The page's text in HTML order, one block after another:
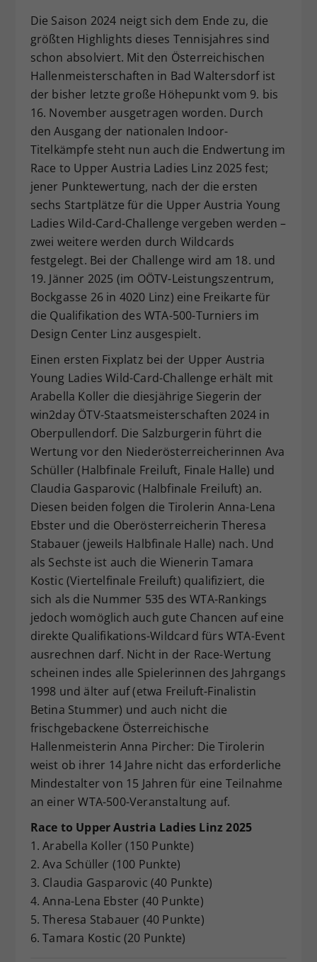
Die Saison 2024 neigt sich dem Ende zu, die
größten Highlights dieses Tennisjahres sind
schon absolviert. Mit den Österreichischen
Hallenmeisterschaften in Bad Waltersdorf ist
der bisher letzte große Höhepunkt vom 9. bis
16. November ausgetragen worden. Durch
den Ausgang der nationalen Indoor-
Titelkämpfe steht nun auch die Endwertung im
Race to Upper Austria Ladies Linz 2025 fest;
jener Punktewertung, nach der die ersten
sechs Startplätze für die Upper Austria Young
Ladies Wild-Card-Challenge vergeben werden –
zwei weitere werden durch Wildcards
festgelegt. Bei der Challenge wird am 18. und
19. Jänner 2025 (im OÖTV-Leistungszentrum,
Bockgasse 26 in 4020 Linz) eine Freikarte für
die Qualifikation des WTA-500-Turniers im
Design Center Linz ausgespielt.
Einen ersten Fixplatz bei der Upper Austria
Young Ladies Wild-Card-Challenge erhält mit
Arabella Koller die diesjährige Siegerin der
win2day ÖTV-Staatsmeisterschaften 2024 in
Oberpullendorf. Die Salzburgerin führt die
Wertung vor den Niederösterreicherinnen Ava
Schüller (Halbfinale Freiluft, Finale Halle) und
Claudia Gasparovic (Halbfinale Freiluft) an.
Diesen beiden folgen die Tirolerin Anna-Lena
Ebster und die Oberösterreicherin Theresa
Stabauer (jeweils Halbfinale Halle) nach. Und
als Sechste ist auch die Wienerin Tamara
Kostic (Viertelfinale Freiluft) qualifiziert, die
sich als die Nummer 535 des WTA-Rankings
jedoch womöglich auch gute Chancen auf eine
direkte Qualifikations-Wildcard fürs WTA-Event
ausrechnen darf. Nicht in der Race-Wertung
scheinen indes alle Spielerinnen des Jahrgangs
1998 und älter auf (etwa Freiluft-Finalistin
Betina Stummer) und auch nicht die
frischgebackene Österreichische
Hallenmeisterin Anna Pircher: Die Tirolerin
weist ob ihrer 14 Jahre nicht das erforderliche
Mindestalter von 15 Jahren für eine Teilnahme
an einer WTA-500-Veranstaltung auf.
Race to Upper Austria Ladies Linz 2025
1. Arabella Koller (150 Punkte)
2. Ava Schüller (100 Punkte)
3. Claudia Gasparovic (40 Punkte)
4. Anna-Lena Ebster (40 Punkte)
5. Theresa Stabauer (40 Punkte)
6. Tamara Kostic (20 Punkte)
Zweck
Dieser Wert speichert Ihre Consent-
Einstellungen. Unter anderem eine
zufällig generierte ID, für die
historische Speicherung Ihrer
vorgenommen Einstellungen, falls der
Webseiten-Betreiber dies eingestellt
hat.